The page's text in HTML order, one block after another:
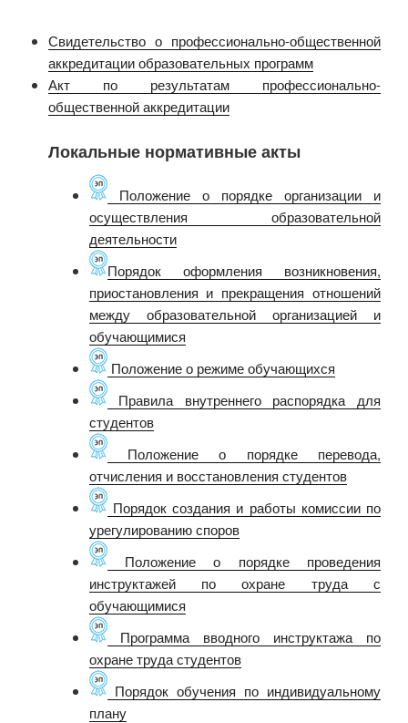
Свидетельство о профессионально-общественной
аккредитации образовательных программ
Акт по результатам профессионально-
общественной аккредитации
Локальные нормативные акты
Положение о порядке организации и
осуществления образовательной
деятельности
Порядок оформления возникновения,
приостановления и прекращения отношений
между образовательной организацией и
обучающимися
Положение о режиме обучающихся
Правила внутреннего распорядка для
студентов
Положение о порядке перевода,
отчисления и восстановления студентов
Порядок создания и работы комиссии по
урегулированию споров
Положение о порядке проведения
инструктажей по охране труда с
обучающимися
Программа вводного инструктажа по
охране труда студентов
Порядок обучения по индивидуальному
плану